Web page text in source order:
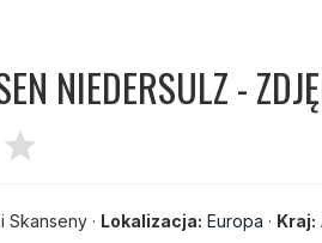
NIEDERSULZ -
star
Skanseny · Lokalizacja: Europa · Kraj: